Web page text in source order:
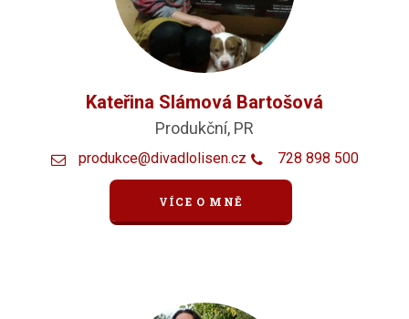
Kateřina Slámová Bartošová
Produkční, PR
produkce@divadlolisen.cz 728 898 500
VÍCE O MNĚ